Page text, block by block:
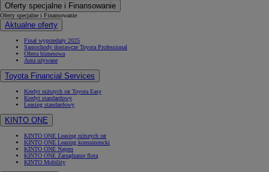
Oferty specjalne i Finansowanie
Oferty specjalne i Finansowanie
Aktualne oferty
Finał wyprzedaży 2025
Samochody dostawcze Toyota Professional
Oferta biznesowa
Auta używane
Toyota Financial Services
Kredyt niższych rat Toyota Easy
Kredyt standardowy
Leasing standardowy
KINTO ONE
KINTO ONE Leasing niższych rat
KINTO ONE Leasing konsumencki
KINTO ONE Najem
KINTO ONE Zarządzanie flotą
KINTO Mobility